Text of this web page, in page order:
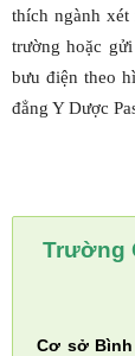
thích ngành xét
trường hoặc
bưu điện theo
đẳng Y Dược
Trường
Cơ sở